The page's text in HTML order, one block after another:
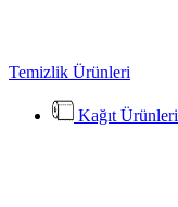
Temizlik Ürünleri
Kağıt Ürünleri